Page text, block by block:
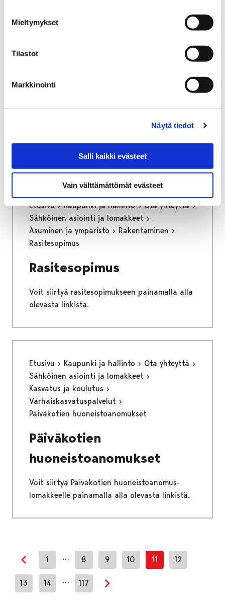
Mieltymykset
Tilastot
Markkinointi
Näytä tiedot
Salli kaikki evästeet
Vain välttämättömät evästeet
Yritystonttien haku
Liikuntapaikat
Poikkeavat aukioloajat
Poikkeavat aukioloajat
Etusivu Kaupunki ja hallinto
Ota yhteyttä
Sähköinen asiointi ja lomakkeet
Asuminen ja ympäristö
Rakentaminen
Rasitesopimus
Rasitesopimus
Voit siirtyä rasitesopimukseen painamalla alla
olevasta linkistä.
Etusivu Kaupunki ja hallinto
Ota yhteyttä
Sähköinen asiointi ja lomakkeet
Kasvatus ja koulutus
Varhaiskasvatuspalvelut
Päiväkotien huoneistoanomukset
Päiväkotien
huoneistoanomukset
Voit siirtyä Päiväkotien huoneistoanomus-
lomakkeelle painamalla alla olevasta linkistä.
Edellinen sivu
1 … 8 9 10 11 12
13 14 … 117
Seuraava sivu